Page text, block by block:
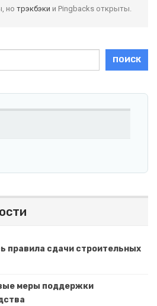
но трэкбэки и Pingbacks открыты.
ПОИСК
правила сдачи строительных
меры поддержки